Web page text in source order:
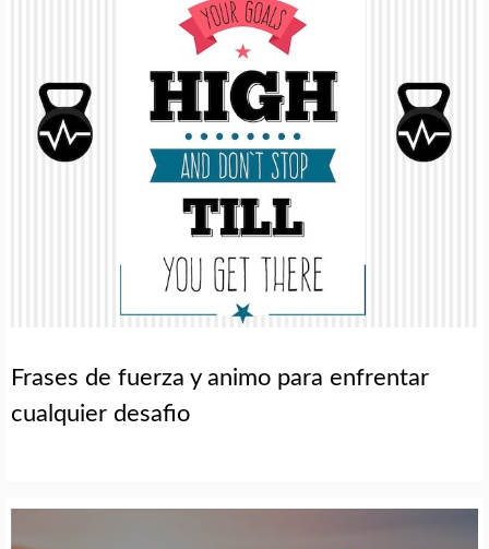
Frases de fuerza y animo para enfrentar
cualquier desafio